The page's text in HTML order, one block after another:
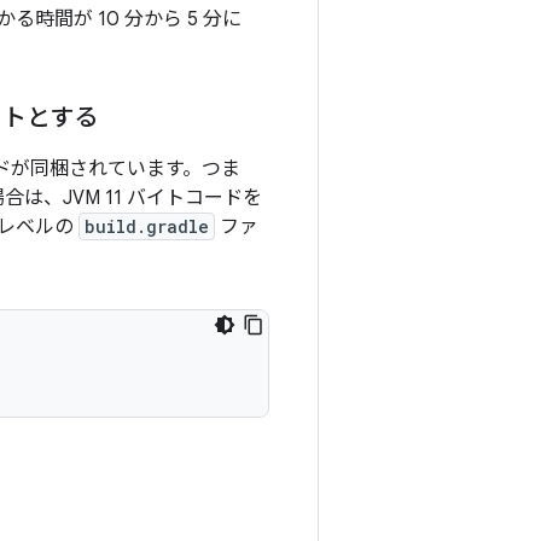
る時間が 10 分から 5 分に
とする
同梱されています。つま
は、JVM 11 バイトコードを
ベルの build.gradle ファ